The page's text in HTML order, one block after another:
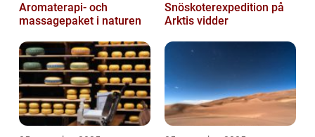
Aromaterapi- och
massagepaket i naturen
Snöskoterexpedition på
Arktis vidder